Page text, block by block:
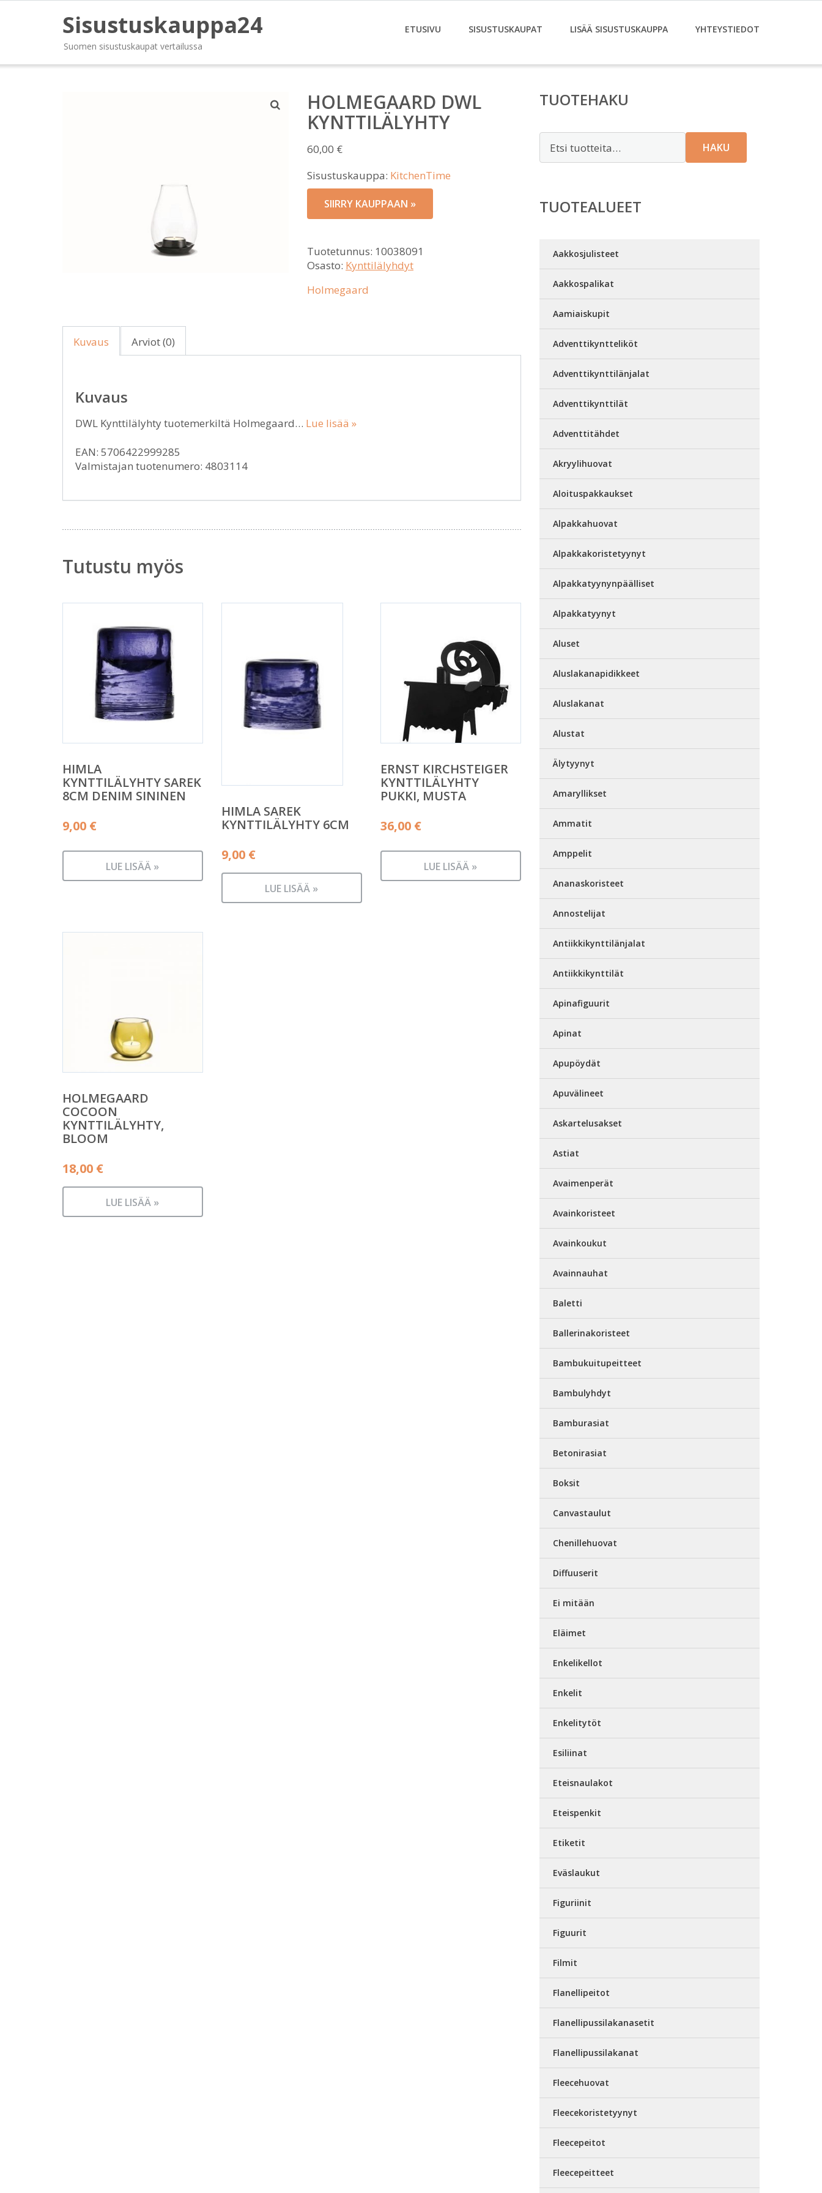
Sisustuskauppa24
Suomen sisustuskaupat vertailussa
ETUSIVU SISUSTUSKAUPAT LISÄÄ SISUSTUSKAUPPA YHTEYSTIEDOT
HOLMEGAARD DWL
KYNTTILÄLYHTY
60,00 €
Sisustuskauppa: KitchenTime
SIIRRY KAUPPAAN »
Tuotetunnus: 10038091
Osasto: Kynttilälyhdyt
Holmegaard
Kuvaus Arviot (0)
Kuvaus
DWL Kynttilälyhty tuotemerkiltä Holmegaard… Lue lisää »
EAN: 5706422999285
Valmistajan tuotenumero: 4803114
Tutustu myös
HIMLA
KYNTTILÄLYHTY SAREK
8CM DENIM SININEN
9,00 €
LUE LISÄÄ »
HIMLA SAREK
KYNTTILÄLYHTY 6CM
9,00 €
LUE LISÄÄ »
ERNST KIRCHSTEIGER
KYNTTILÄLYHTY
PUKKI, MUSTA
36,00 €
LUE LISÄÄ »
HOLMEGAARD
COCOON
KYNTTILÄLYHTY,
BLOOM
18,00 €
LUE LISÄÄ »
TUOTEHAKU
HAKU
TUOTEALUEET
Aakkosjulisteet
Aakkospalikat
Aamiaiskupit
Adventtikyntteliköt
Adventtikynttilänjalat
Adventtikynttilät
Adventtitähdet
Akryylihuovat
Aloituspakkaukset
Alpakkahuovat
Alpakkakoristetyynyt
Alpakkatyynynpäälliset
Alpakkatyynyt
Aluset
Aluslakanapidikkeet
Aluslakanat
Alustat
Älytyynyt
Amaryllikset
Ammatit
Amppelit
Ananaskoristeet
Annostelijat
Antiikkikynttilänjalat
Antiikkikynttilät
Apinafiguurit
Apinat
Apupöydät
Apuvälineet
Askartelusakset
Astiat
Avaimenperät
Avainkoristeet
Avainkoukut
Avainnauhat
Baletti
Ballerinakoristeet
Bambukuitupeitteet
Bambulyhdyt
Bamburasiat
Betonirasiat
Boksit
Canvastaulut
Chenillehuovat
Diffuuserit
Ei mitään
Eläimet
Enkelikellot
Enkelit
Enkelitytöt
Esiliinat
Eteisnaulakot
Eteispenkit
Etiketit
Eväslaukut
Figuriinit
Figuurit
Filmit
Flanellipeitot
Flanellipussilakanasetit
Flanellipussilakanat
Fleecehuovat
Fleecekoristetyynyt
Fleecepeitot
Fleecepeitteet